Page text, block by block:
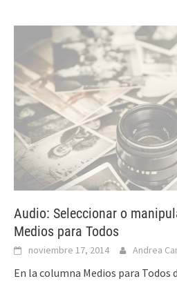
Audio: Seleccionar o
Medios para Todos
noviembre 17, 2014 Andrea
En la columna Medios para Todos